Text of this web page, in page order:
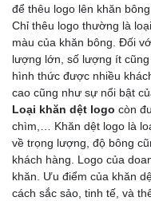
để thêu logo lên khăn
Chỉ thêu logo thường là
màu của khăn bông. Đối
lượng lớn, số lượng ít
hình thức được nhiều
cao cũng như sự nổi bật
Loại khăn dệt logo còn
chìm,… Khăn dệt logo là
về trọng lượng, độ bông
khách hàng. Logo của
khăn. Ưu điểm của khăn
cách sắc sảo, tinh tế, và